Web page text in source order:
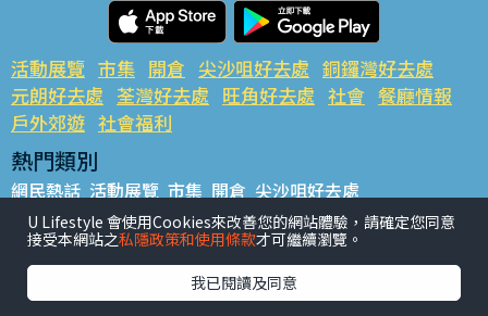
活動展覽 市集 開倉 尖沙咀好去處 銅鑼灣好去處
元朗好去處 荃灣好去處 旺角好去處 社會 餐廳情報
戶外郊遊 社會福利
熱門類別
網民熱話 活動展覽 市集 開倉 尖沙咀好去處
銅鑼灣好去處 元朗好去處 荃灣好去處 旺角好去處 社會
餐廳情報 戶外郊遊
熱門標籤
#UGO搵好去處 #人氣活動推介 #美食社群熱話
U Lifestyle 會使用Cookies來改善您的網站體驗，請確定您同意
接受本網站之私隱政策和使用條款才可繼續瀏覽。
我已閱讀及同意